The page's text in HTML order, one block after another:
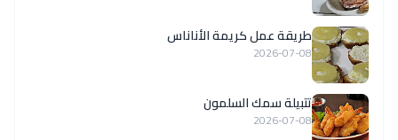
طريقة عمل كريمة الأناناس
2026-07-08
تتبيلة سمك السلمون
2026-07-08